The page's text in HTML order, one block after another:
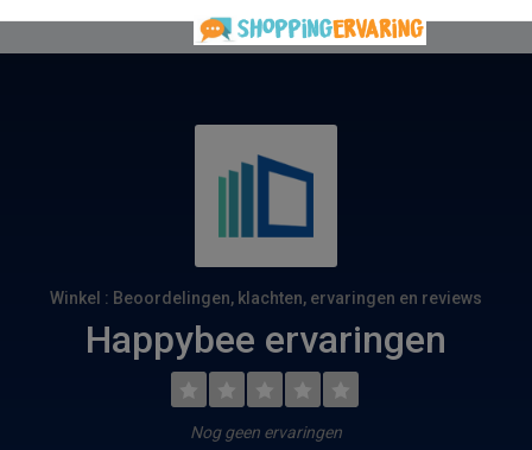
Winkel : Beoordelingen, klachten, ervaringen en reviews
Happybee ervaringen
Nog geen ervaringen